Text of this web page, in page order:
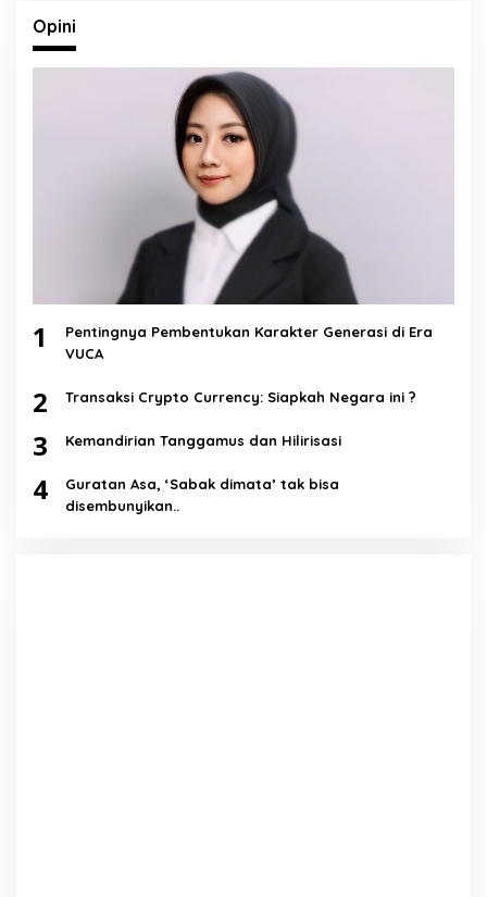
Opini
1
Pentingnya Pembentukan Karakter Generasi di Era
VUCA
2 Transaksi Crypto Currency: Siapkah Negara ini ?
3 Kemandirian Tanggamus dan Hilirisasi
4
Guratan Asa, ‘Sabak dimata’ tak bisa
disembunyikan..